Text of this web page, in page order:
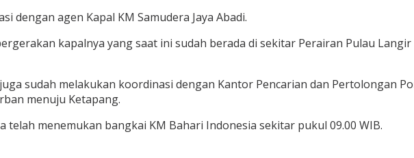
dengan agen Kapal KM Samudera Jaya Abadi.
kapalnya yang saat ini sudah berada di sekitar Perairan Pulau
sudah melakukan koordinasi dengan Kantor Pencarian dan Pertolongan
menuju Ketapang.
telah menemukan bangkai KM Bahari Indonesia sekitar pukul 09.00 WIB.